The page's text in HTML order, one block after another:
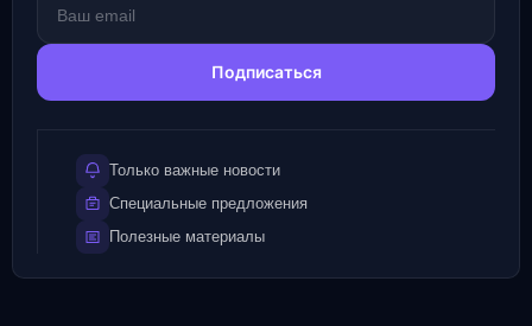
Подписаться
Только важные новости
Специальные предложения
Полезные материалы